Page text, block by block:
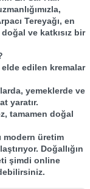
Tereyağı, en
ve katkısız bir
edilen kremalar
yemeklerde ve
yaratır.
tamamen doğal
modern üretim
Doğallığın
şimdi online